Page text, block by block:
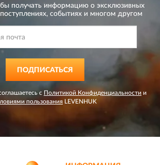
получать информацию о эксклюзивных
поступлениях, событиях и многом другом
ПОДПИСАТЬСЯ
с Политикой Конфиденциальности и
пользования LEVENHUK